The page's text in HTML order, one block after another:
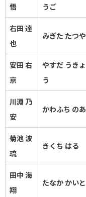
悟 うご
右田 達
也
みぎた たつや
安田 右
京
やすだ うきょ
う
川淵 乃
安
かわふち のあ
菊池 波
琉
きくち はる
田中 海
翔
たなか かいと